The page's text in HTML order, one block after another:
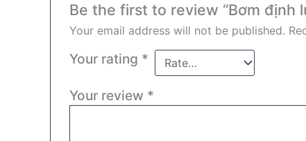
Be the first to review “Bơm định
Your email address will not be published.
Your rating *
Your review *